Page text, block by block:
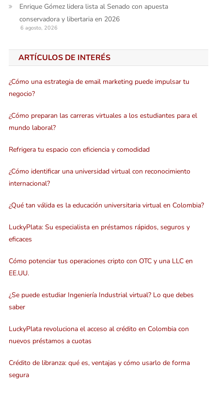
Enrique Gómez lidera lista al Senado con apuesta
conservadora y libertaria en 2026
6 agosto, 2026
ARTÍCULOS DE INTERÉS
¿Cómo una estrategia de email marketing puede impulsar tu
negocio?
¿Cómo preparan las carreras virtuales a los estudiantes para el
mundo laboral?
Refrigera tu espacio con eficiencia y comodidad
¿Cómo identificar una universidad virtual con reconocimiento
internacional?
¿Qué tan válida es la educación universitaria virtual en Colombia?
LuckyPlata: Su especialista en préstamos rápidos, seguros y
eficaces
Cómo potenciar tus operaciones cripto con OTC y una LLC en
EE.UU.
¿Se puede estudiar Ingeniería Industrial virtual? Lo que debes
saber
LuckyPlata revoluciona el acceso al crédito en Colombia con
nuevos préstamos a cuotas
Crédito de libranza: qué es, ventajas y cómo usarlo de forma
segura